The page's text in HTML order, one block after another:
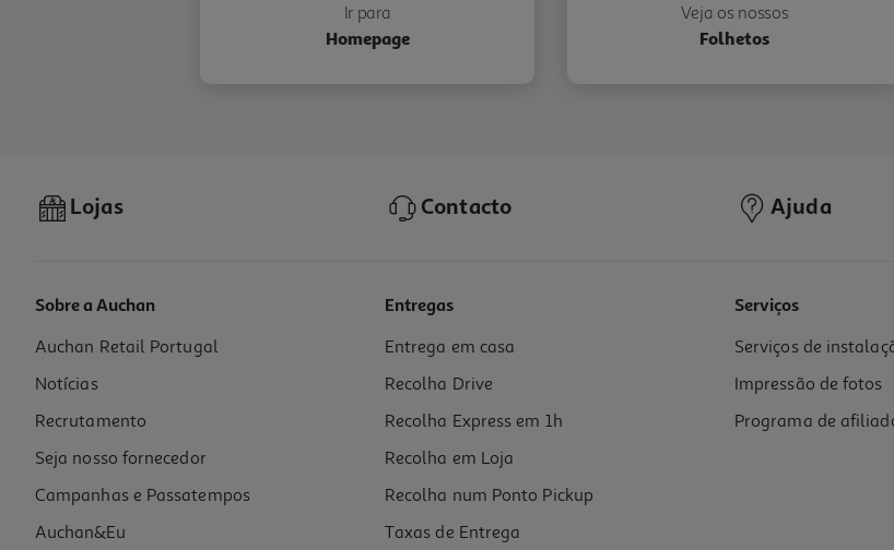
Ir para
Homepage
Veja os nossos
Folhetos
Lojas Contacto Ajuda
Sobre a Auchan
Auchan Retail Portugal
Notícias
Recrutamento
Seja nosso fornecedor
Campanhas e Passatempos
Auchan&Eu
Entregas
Entrega em casa
Recolha Drive
Recolha Express em 1h
Recolha em Loja
Recolha num Ponto Pickup
Taxas de Entrega
Serviços
Serviços de
Impressão de fotos
Programa de